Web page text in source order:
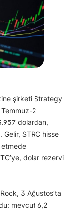
şirketi Strategy
Temmuz-2
dolardan,
Gelir, STRC hisse
etmede
dolar rezervi
3 Ağustos’ta
mevcut 6,2